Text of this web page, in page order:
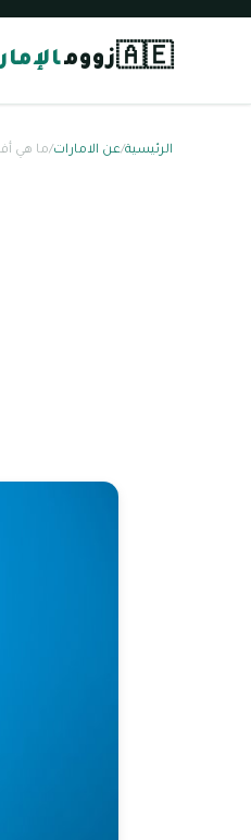
🇦🇪زووم
الرئيسية/عن الامارات/ما هي